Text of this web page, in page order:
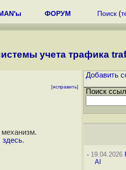
ФОРУМ Поиск (
учета трафика
[исправить]
здесь.
Добавить
Поиск
- 19.04.2026
AI